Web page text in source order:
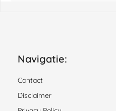
Navigatie:
Contact
Disclaimer